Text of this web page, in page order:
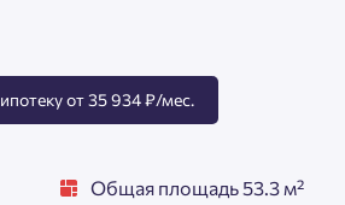
от 35 934 ₽/мес.
Общая площадь 53.3 м²